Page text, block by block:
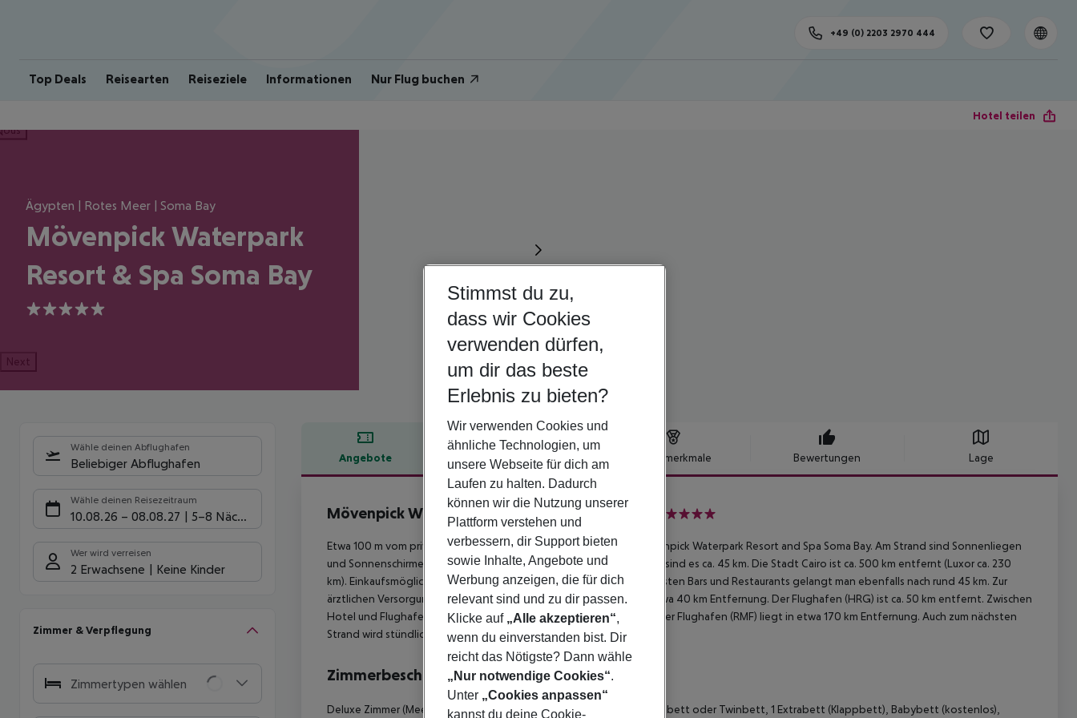
Top Deals Reisearten Reiseziele Informationen Nur Flug buchen
+49 (0) 2203 2970 444
Hotel teilen
Ägypten | Rotes Meer | Soma Bay
Mövenpick Waterpark
Resort & Spa Soma Bay
5
Next
Wähle deinen Abflughafen
Beliebiger Abflughafen
Wähle deinen Reisezeitraum
10.08.26 – 08.08.27 5-8 Nächte
Wer wird verreisen
2 Erwachsene Keine Kinder
Zimmer & Verpflegung
Zimmertypen wählen
Angebote Hotelbeschreibung Hotelmerkmale Bewertungen Lage
Hotelbeschreibung
Mövenpick Waterpark Resort & Spa Soma Bay
Etwa 100 m vom privaten Sandstrand entfernt liegt das Hotel Movenpick Waterpark Resort and Spa Soma Bay. Am Strand sind Sonnenliegen
und Sonnenschirme kostenlos verfügbar. Zum touristischen Zentrum sind es ca. 45 km. Die Stadt Cairo ist ca. 500 km entfernt (Luxor ca. 230
km). Einkaufsmöglichkeiten liegen ca. 45 km vom Hotel. Zu den nächsten Bars und Restaurants gelangt man ebenfalls nach rund 45 km. Zur
ärztlichen Versorgung im Notfall befindet sich ein Krankenhaus in etwa 40 km Entfernung. Der Flughafen (HRG) ist ca. 50 km entfernt. Zwischen
Hotel und Flughafen verkehrt (gegen Gebühr) ein Shuttle. Ein weiterer Flughafen (RMF) liegt in etwa 170 km Entfernung. Auch zum nächsten
Strand wird stündlich ein kostenloses Shuttle angeboten.
Zimmerbeschreibung
Deluxe Zimmer (Meerblick): Die Zimmer sind ausgestattet mit Doppelbett oder Twinbett, 1 Extrabett (Klappbett), Babybett (kostenlos),
Stimmst du zu,
dass wir Cookies
verwenden dürfen,
um dir das beste
Erlebnis zu bieten?
Wir verwenden Cookies und
ähnliche Technologien, um
unsere Webseite für dich am
Laufen zu halten. Dadurch
können wir die Nutzung unserer
Plattform verstehen und
verbessern, dir Support bieten
sowie Inhalte, Angebote und
Werbung anzeigen, die für dich
relevant sind und zu dir passen.
Klicke auf „Alle akzeptieren“,
wenn du einverstanden bist. Dir
reicht das Nötigste? Dann wähle
„Nur notwendige Cookies“.
Unter „Cookies anpassen“
kannst du deine Cookie-